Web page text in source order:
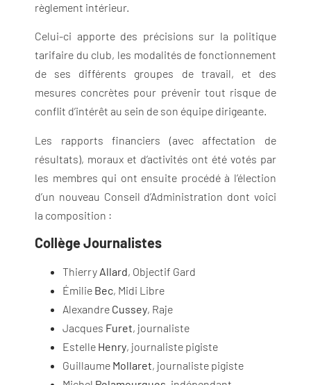
règlement intérieur.
Celui-ci apporte des précisions sur la politique
tarifaire du club, les modalités de fonctionnement
de ses différents groupes de travail, et des
mesures concrètes pour prévenir tout risque de
conflit d’intérêt au sein de son équipe dirigeante.
Les rapports financiers (avec affectation de
résultats), moraux et d’activités ont été votés par
les membres qui ont ensuite procédé à l’élection
d’un nouveau Conseil d’Administration dont voici
la composition :
Collège Journalistes
Thierry Allard, Objectif Gard
Émilie Bec, Midi Libre
Alexandre Cussey, Raje
Jacques Furet, journaliste
Estelle Henry, journaliste pigiste
Guillaume Mollaret, journaliste pigiste